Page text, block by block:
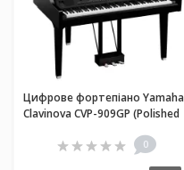
Цифрове фортепіано Yamaha
Clavinova CVP-909GP (Polished
0